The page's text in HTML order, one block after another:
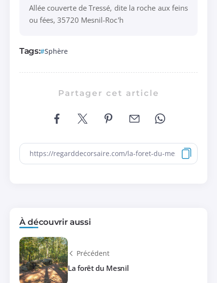
Allée couverte de Tressé, dite la roche aux feins
ou fées, 35720 Mesnil-Roc'h
Tags: Sphère
Partager cet article
À découvrir aussi
Précédent
La forêt du Mesnil